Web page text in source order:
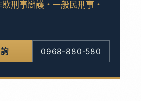
刑事辯護・一般民刑事・
0968-880-580